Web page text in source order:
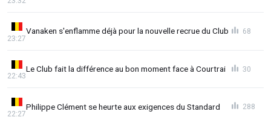
Vanaken s'enflamme déjà pour la nouvelle recrue du Club
23:27
68
Le Club fait la différence au bon moment face à Courtrai
22:43
30
Philippe Clément se heurte aux exigences du Standard
22:27
288